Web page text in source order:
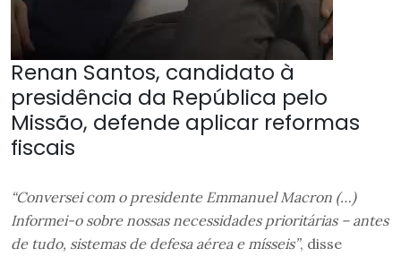
Renan Santos, candidato à
presidência da República pelo
Missão, defende aplicar reformas
fiscais
“Conversei com o presidente Emmanuel Macron (…)
Informei-o sobre nossas necessidades prioritárias – antes
de tudo, sistemas de defesa aérea e mísseis”, disse